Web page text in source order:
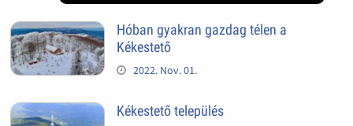
Hóban gyakran gazdag télen a
Kékestető
2022. Nov. 01.
Kékestető település